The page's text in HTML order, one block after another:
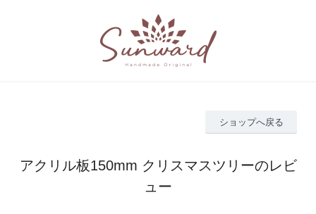
ショップへ戻る
アクリル板150mm クリスマスツリーのレビ
ュー